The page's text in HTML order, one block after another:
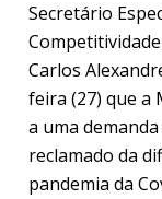
Secretário
Carlos
feira (27) que a
a uma
reclamado da
pandemia da